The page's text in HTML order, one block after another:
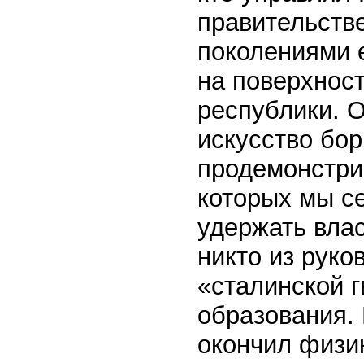
поколениями
на
республики.
искусство
которых мы
удержать
никто из
«сталинской
окончил